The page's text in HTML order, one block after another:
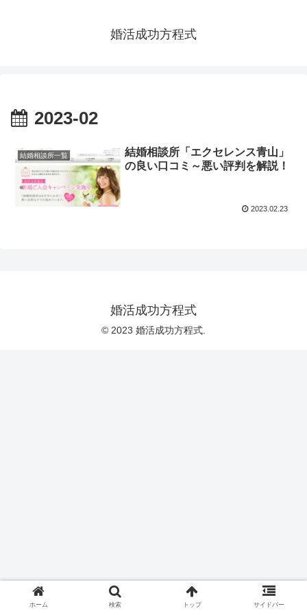
婚活成功方程式
2023-02
結婚相談所一覧
結婚相談所「エクセレンス青山」
の良い口コミ～悪い評判を解説！
2023.02.23
婚活成功方程式
© 2023 婚活成功方程式.
ホーム 検索 トップ サイドバー